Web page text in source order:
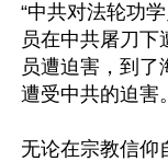
“中共对法轮功
员在中共屠刀下
员遭迫害，到
遭受中共的迫害
无论在宗教信仰